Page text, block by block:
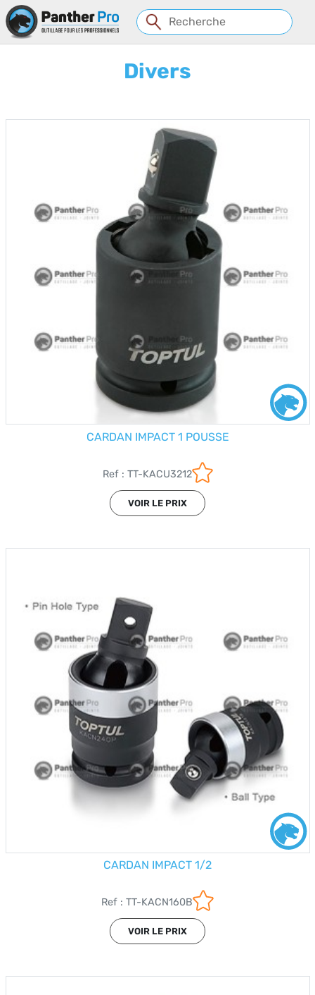
Divers
CARDAN IMPACT 1 POUSSE
Ref : TT-KACU3212
VOIR LE PRIX
CARDAN IMPACT 1/2
Ref : TT-KACN160B
VOIR LE PRIX
Panneau de gestion des cookies